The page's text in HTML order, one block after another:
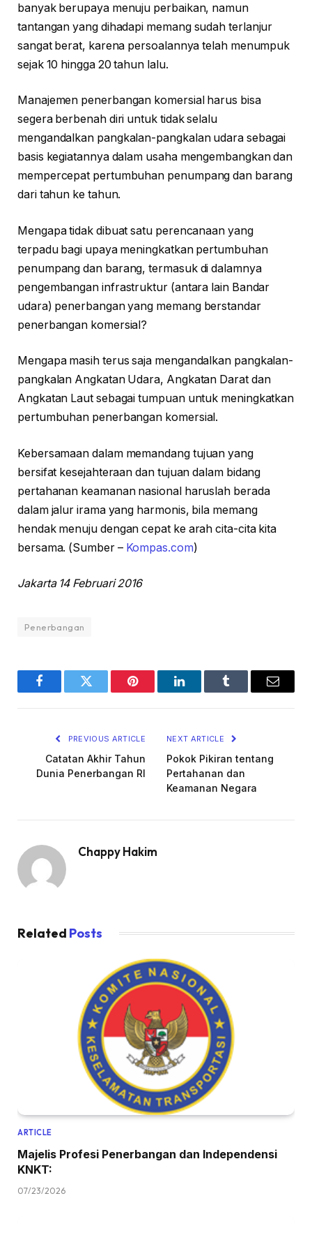
banyak berupaya menuju perbaikan, namun
tantangan yang dihadapi memang sudah terlanjur
sangat berat, karena persoalannya telah menumpuk
sejak 10 hingga 20 tahun lalu.
Manajemen penerbangan komersial harus bisa
segera berbenah diri untuk tidak selalu
mengandalkan pangkalan-pangkalan udara sebagai
basis kegiatannya dalam usaha mengembangkan dan
mempercepat pertumbuhan penumpang dan barang
dari tahun ke tahun.
Mengapa tidak dibuat satu perencanaan yang
terpadu bagi upaya meningkatkan pertumbuhan
penumpang dan barang, termasuk di dalamnya
pengembangan infrastruktur (antara lain Bandar
udara) penerbangan yang memang berstandar
penerbangan komersial?
Mengapa masih terus saja mengandalkan pangkalan-
pangkalan Angkatan Udara, Angkatan Darat dan
Angkatan Laut sebagai tumpuan untuk meningkatkan
pertumbuhan penerbangan komersial.
Kebersamaan dalam memandang tujuan yang
bersifat kesejahteraan dan tujuan dalam bidang
pertahanan keamanan nasional haruslah berada
dalam jalur irama yang harmonis, bila memang
hendak menuju dengan cepat ke arah cita-cita kita
bersama. (Sumber – Kompas.com)
Jakarta 14 Februari 2016
Penerbangan
FacebookTwitter Pinterest LinkedInTumblr Email
PREVIOUS ARTICLE
Catatan Akhir Tahun
Dunia Penerbangan RI
NEXT ARTICLE
Pokok Pikiran tentang
Pertahanan dan
Keamanan Negara
Chappy Hakim
Related Posts
ARTICLE
Majelis Profesi Penerbangan dan Independensi
KNKT:
07/23/2026